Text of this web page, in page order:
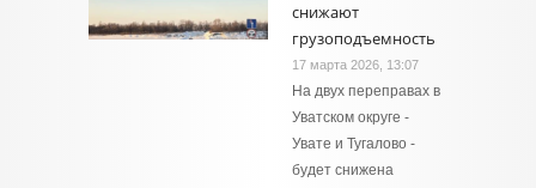
снижают
грузоподъемность
17 марта 2026, 13:07
На двух переправах в
Уватском округе -
Увате и Тугалово -
будет снижена